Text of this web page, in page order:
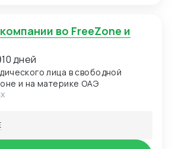
10 дней
лица в свободной
и на материке ОАЭ